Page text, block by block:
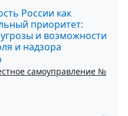
России как
приоритет:
и возможности
и надзора
самоуправление №